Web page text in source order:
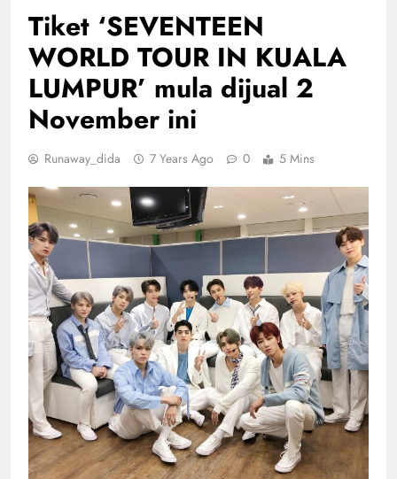
Tiket ‘SEVENTEEN
WORLD TOUR IN KUALA
LUMPUR’ mula dijual 2
November ini
Runaway_dida 7 Years Ago 0 5 Mins